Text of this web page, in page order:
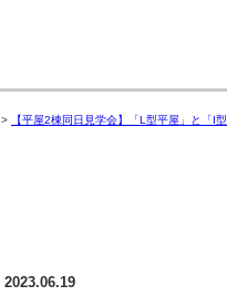
> 【平屋2棟同日見学会】「L型平屋」と「I
2023.06.19